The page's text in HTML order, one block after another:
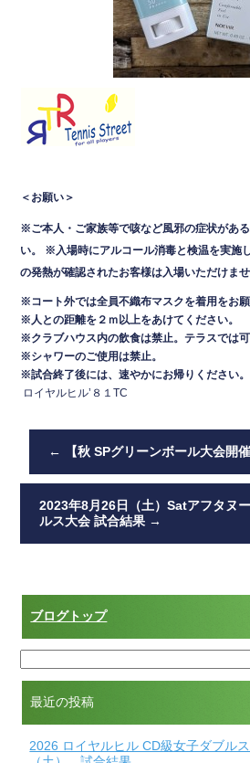
＜お願い＞
※ご本人・ご家族等で咳など風邪の症状があ
い。
※入場時にアルコール消毒と検温を実施
の発熱が確認されたお客様は入場いただけませ
※コート外では全員不織布マスクを着用をお願
※人との距離を２ｍ以上をあけてください。
※クラブハウス内の飲食は禁止。テラスでは可
※シャワーのご使用は禁止。
※試合終了後には、速やかにお帰りください。
ロイヤルヒル’８１TC
← 【秋 SPグリーンボール大会開催
2023年8月26日（土）Satアフタヌ
ルス大会 試合結果 →
ブログトップ
最近の投稿
2026 ロイヤルヒル CD級女子ダブル